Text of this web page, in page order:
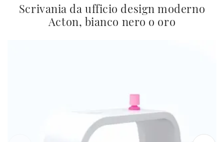
Scrivania da ufficio design moderno
Acton, bianco nero o oro